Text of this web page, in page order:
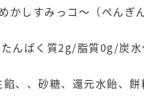
かしすみっコ～（ぺんぎ
んぱく質2g/脂質0g/炭
、、砂糖、還元水飴、